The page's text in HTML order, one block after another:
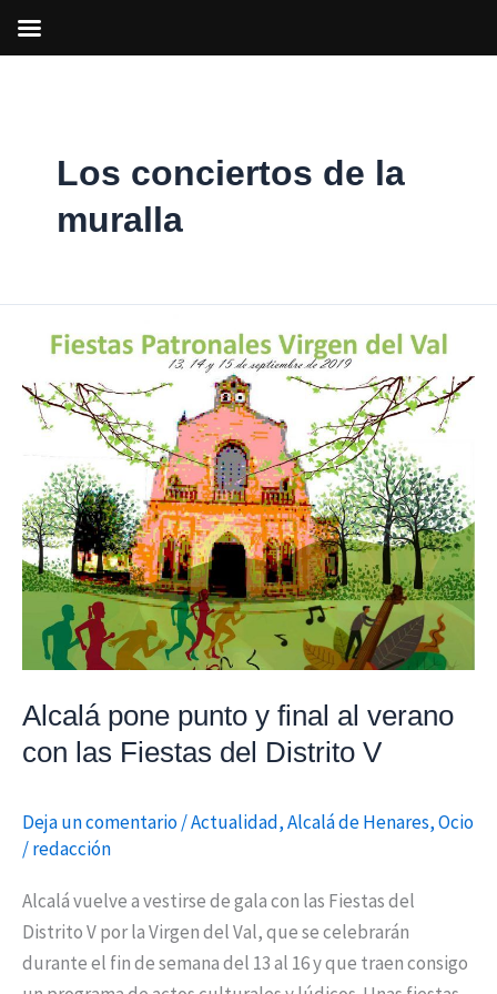
Los conciertos de la
muralla
Alcalá pone punto y final al verano
con las Fiestas del Distrito V
Deja un comentario/Actualidad,Alcalá de Henares,Ocio
/redacción
Alcalá vuelve a vestirse de gala con las Fiestas del
Distrito V por la Virgen del Val, que se celebrarán
durante el fin de semana del 13 al 16 y que traen consigo
pone
punto
verano
con
las
Fiestas
del
Distrito